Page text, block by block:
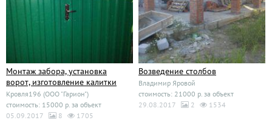
Монтаж забора, установка
ворот, изготовление калитки
Кровля196 (ООО "Гарион")
стоимость: 15000 р. за объект
05.09.2017
8 1705
Возведение столбов
Владимир Яровой
стоимость: 21000 р. за объект
29.08.2017
2 1534